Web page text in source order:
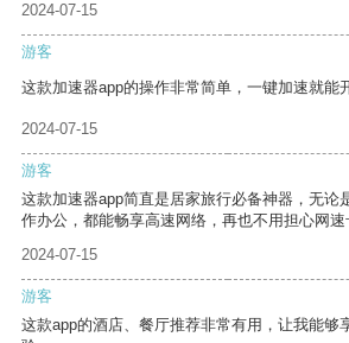
2024-07-15
游客
这款加速器app的操作非常简单，一键加速就能
2024-07-15
游客
这款加速器app简直是居家旅行必备神器，无论
作办公，都能畅享高速网络，再也不用担心网速
2024-07-15
游客
这款app的酒店、餐厅推荐非常有用，让我能够